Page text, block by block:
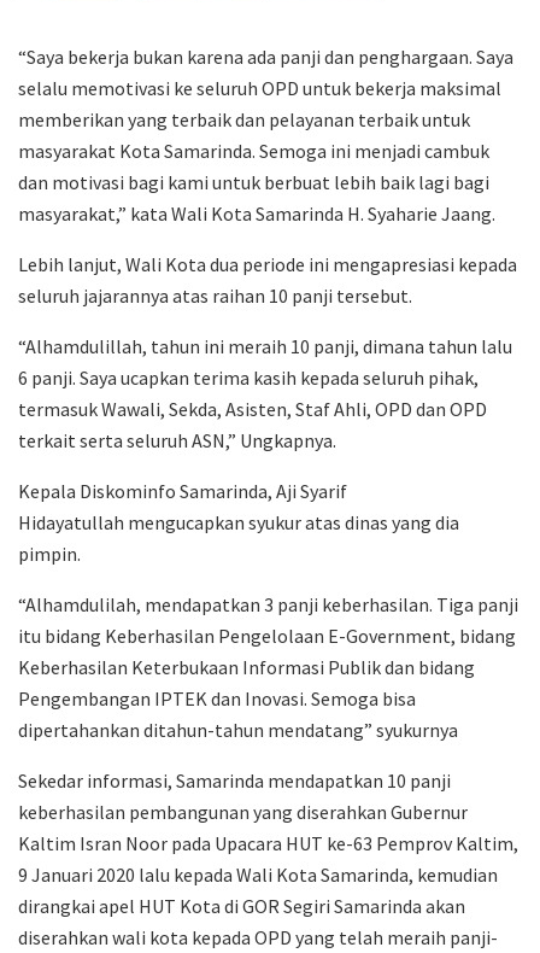
“Saya bekerja bukan karena ada panji dan penghargaan. Saya
selalu memotivasi ke seluruh OPD untuk bekerja maksimal
memberikan yang terbaik dan pelayanan terbaik untuk
masyarakat Kota Samarinda. Semoga ini menjadi cambuk
dan motivasi bagi kami untuk berbuat lebih baik lagi bagi
masyarakat,” kata Wali Kota Samarinda H. Syaharie Jaang.
Lebih lanjut, Wali Kota dua periode ini mengapresiasi kepada
seluruh jajarannya atas raihan 10 panji tersebut.
“Alhamdulillah, tahun ini meraih 10 panji, dimana tahun lalu
6 panji. Saya ucapkan terima kasih kepada seluruh pihak,
termasuk Wawali, Sekda, Asisten, Staf Ahli, OPD dan OPD
terkait serta seluruh ASN,” Ungkapnya.
Kepala Diskominfo Samarinda, Aji Syarif
Hidayatullah mengucapkan syukur atas dinas yang dia
pimpin.
“Alhamdulilah, mendapatkan 3 panji keberhasilan. Tiga panji
itu bidang Keberhasilan Pengelolaan E-Government, bidang
Keberhasilan Keterbukaan Informasi Publik dan bidang
Pengembangan IPTEK dan Inovasi. Semoga bisa
dipertahankan ditahun-tahun mendatang” syukurnya
Sekedar informasi, Samarinda mendapatkan 10 panji
keberhasilan pembangunan yang diserahkan Gubernur
Kaltim Isran Noor pada Upacara HUT ke-63 Pemprov Kaltim,
9 Januari 2020 lalu kepada Wali Kota Samarinda, kemudian
dirangkai apel HUT Kota di GOR Segiri Samarinda akan
diserahkan wali kota kepada OPD yang telah meraih panji-